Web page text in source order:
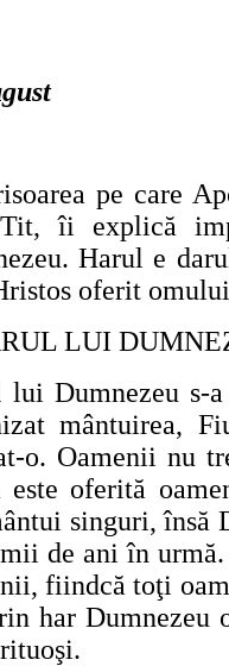
pe care
îi explică
Harul e
oferit
LUI
lui Dumnezeu s-
mântuirea,
o. Oamenii nu
este oferită
singuri, însă
de ani în
fiindcă toţi
har Dumnezeu